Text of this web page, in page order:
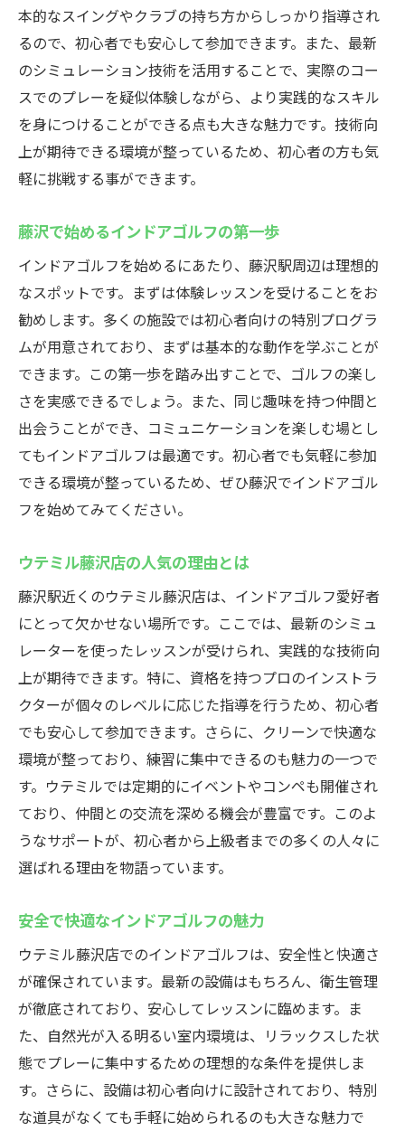
快適なインドアゴルフのための施設選び
最新のゴルフシミュレーター体験
藤沢駅でのインドアゴルフ設備紹介
初心者から上級者まで藤沢駅のインドアゴルフ
が人気
インドアゴルフが藤沢で人気の理由
藤沢駅のインドアゴルフ施設の充実度
多様なニーズに応えるインドアゴルフレッ
スン
藤沢でのインドアゴルフが選ばれる理由
上級者も満足できる練習施設
インドアゴルフでスキルアップウテミル藤沢店
の施設紹介
スキルアップに必要なインドアゴルフ設備
ウテミル藤沢店の特長と魅力
効率的なスキル向上のための練習法
ン活用
実践的なインドアゴルフレッスンプログラ
藤沢駅のウテミル施設で技術向上
天候に左右されないインドアゴルフで快適プレ
ー
天候の心配不要なインドアゴルフの利点
いつでも快適に練習できるインドア環境
雨の日でも楽しめる藤沢駅のインドアゴル
フ
インドアゴルフでのシーズンを問わないプ
レー
天候に左右されないゴルフライフの楽しみ
方
快適なインドアゴルフでのプレー体験
コミュニティ形成インドアゴルフで仲間と楽し
む
インドアゴルフで広がる新しい友人関係
コミュニティが支えるインドアゴルフライ
フ
本的なスイングやクラブの持ち方からしっかり指導され
るので、初心者でも安心して参加できます。また、最新
のシミュレーション技術を活用することで、実際のコー
スでのプレーを疑似体験しながら、より実践的なスキル
を身につけることができる点も大きな魅力です。技術向
上が期待できる環境が整っているため、初心者の方も気
軽に挑戦する事ができます。
藤沢で始めるインドアゴルフの第一歩
インドアゴルフを始めるにあたり、藤沢駅周辺は理想的
なスポットです。まずは体験レッスンを受けることをお
勧めします。多くの施設では初心者向けの特別プログラ
ムが用意されており、まずは基本的な動作を学ぶことが
できます。この第一歩を踏み出すことで、ゴルフの楽し
さを実感できるでしょう。また、同じ趣味を持つ仲間と
出会うことができ、コミュニケーションを楽しむ場とし
てもインドアゴルフは最適です。初心者でも気軽に参加
できる環境が整っているため、ぜひ藤沢でインドアゴル
フを始めてみてください。
ウテミル藤沢店の人気の理由とは
藤沢駅近くのウテミル藤沢店は、インドアゴルフ愛好者
にとって欠かせない場所です。ここでは、最新のシミュ
レーターを使ったレッスンが受けられ、実践的な技術向
上が期待できます。特に、資格を持つプロのインストラ
クターが個々のレベルに応じた指導を行うため、初心者
でも安心して参加できます。さらに、クリーンで快適な
環境が整っており、練習に集中できるのも魅力の一つで
す。ウテミルでは定期的にイベントやコンペも開催され
ており、仲間との交流を深める機会が豊富です。このよ
うなサポートが、初心者から上級者までの多くの人々に
選ばれる理由を物語っています。
安全で快適なインドアゴルフの魅力
ウテミル藤沢店でのインドアゴルフは、安全性と快適さ
が確保されています。最新の設備はもちろん、衛生管理
が徹底されており、安心してレッスンに臨めます。ま
た、自然光が入る明るい室内環境は、リラックスした状
態でプレーに集中するための理想的な条件を提供しま
す。さらに、設備は初心者向けに設計されており、特別
な道具がなくても手軽に始められるのも大きな魅力で